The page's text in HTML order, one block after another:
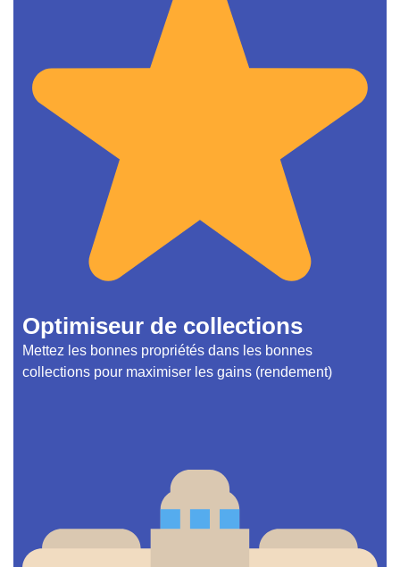
Optimiseur de collections
Mettez les bonnes propriétés dans les bonnes
collections pour maximiser les gains (rendement)